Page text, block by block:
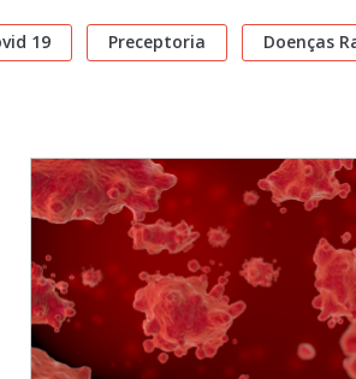
19 Preceptoria Doenças